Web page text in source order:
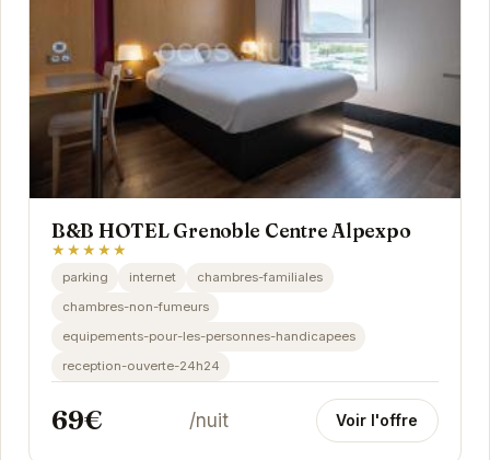
B&B HOTEL Grenoble Centre Alpexpo
★★★★★
parking internet
chambres-familiales
chambres-non-fumeurs
equipements-pour-les-personnes-handicapees
reception-ouverte-24h24
69€ /nuit Voir l'offre